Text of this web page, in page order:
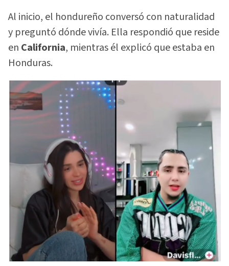
Al inicio, el hondureño conversó con naturalidad
y preguntó dónde vivía. Ella respondió que reside
en California, mientras él explicó que estaba en
Honduras.